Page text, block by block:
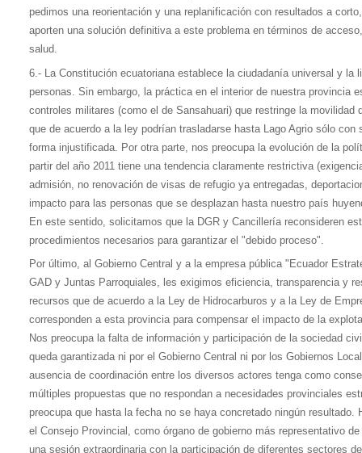
pedimos una reorientación y una replanificación con resultados a
aporten una solución definitiva a este problema en términos de
salud.
6.- La Constitución ecuatoriana establece la ciudadanía universal y la
personas. Sin embargo, la práctica en el interior de nuestra provincia
controles militares (como el de Sansahuari) que restringe la movilidad
que de acuerdo a la ley podrían trasladarse hasta Lago Agrio sólo con
forma injustificada. Por otra parte, nos preocupa la evolución de la
partir del año 2011 tiene una tendencia claramente restrictiva
admisión, no renovación de visas de refugio ya entregadas,
impacto para las personas que se desplazan hasta nuestro país
En este sentido, solicitamos que la DGR y Cancillería reconsideren
procedimientos necesarios para garantizar el "debido proceso".
Por último, al Gobierno Central y a la empresa pública "Ecuador
GAD y Juntas Parroquiales, les exigimos eficiencia, transparencia y
recursos que de acuerdo a la Ley de Hidrocarburos y a la Ley de
corresponden a esta provincia para compensar el impacto de la
Nos preocupa la falta de información y participación de la sociedad
queda garantizada ni por el Gobierno Central ni por los Gobiernos
ausencia de coordinación entre los diversos actores tenga como
múltiples propuestas que no respondan a necesidades provinciales
preocupa que hasta la fecha no se haya concretado ningún resultado.
el Consejo Provincial, como órgano de gobierno más representativo
una sesión extraordinaria con la participación de diferentes sectores